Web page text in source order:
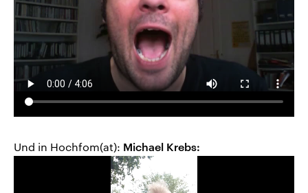
Und in Hochfom(at): Michael Krebs: